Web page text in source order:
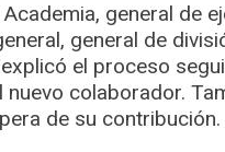
general de
general de
el proceso
colaborador.
de su contribución.